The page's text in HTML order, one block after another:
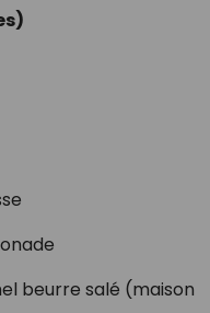
beurre salé (maison